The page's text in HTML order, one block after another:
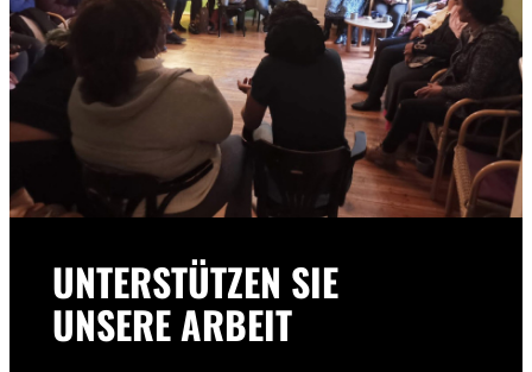
UNTERSTÜTZEN SIE
UNSERE ARBEIT